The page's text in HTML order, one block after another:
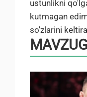
ustunlikni
kutmagan
so'zlarini